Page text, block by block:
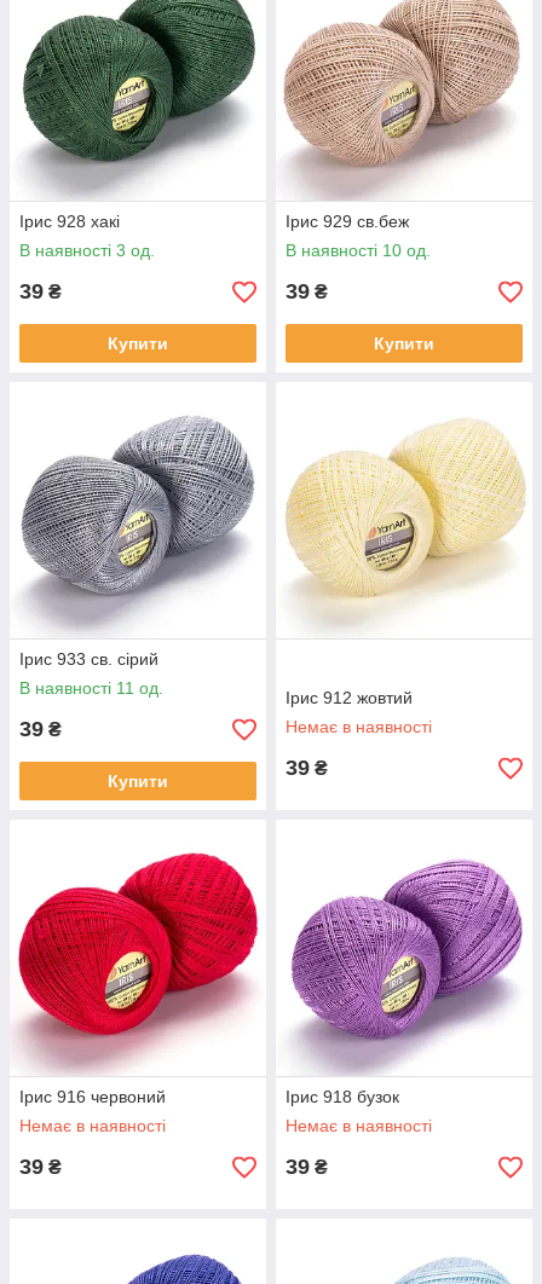
Ірис 928 хакі
В наявності 3 од.
39 ₴
Купити
Ірис 929 св.беж
В наявності 10 од.
39 ₴
Купити
Ірис 933 св. сірий
В наявності 11 од.
39 ₴
Купити
Ірис 912 жовтий
Немає в наявності
39 ₴
Ірис 916 червоний
Немає в наявності
39 ₴
Ірис 918 бузок
Немає в наявності
39 ₴